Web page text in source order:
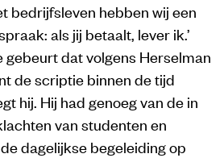
bedrijfsleven hebben wij een
als jij betaalt, lever ik.’
gebeurt dat volgens Herselman
de scriptie binnen de tijd
hij. Hij had genoeg van de in
van studenten en
dagelijkse begeleiding op